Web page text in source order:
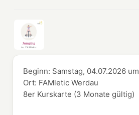
Beginn: Samstag, 04.07.2026 um
Ort: FAMletic Werdau
8er Kurskarte (3 Monate gültig)